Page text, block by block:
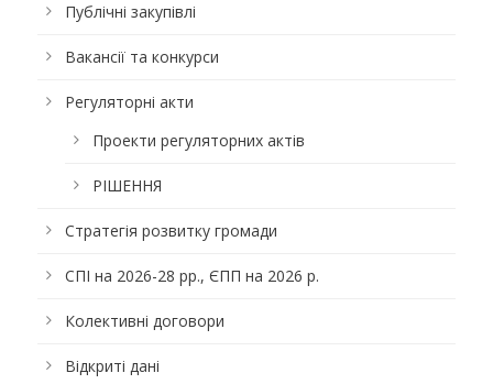
Публічні закупівлі
Вакансії та конкурси
Регуляторні акти
Проекти регуляторних актів
РІШЕННЯ
Стратегія розвитку громади
СПІ на 2026-28 рр., ЄПП на 2026 р.
Колективні договори
Відкриті дані